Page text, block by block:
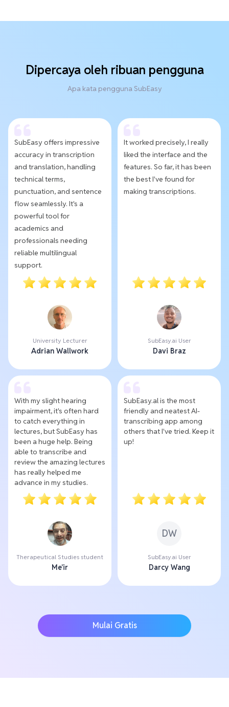
Dipercaya oleh ribuan pengguna
Apa kata pengguna SubEasy
SubEasy offers impressive
accuracy in transcription
and translation, handling
technical terms,
punctuation, and sentence
flow seamlessly. It's a
powerful tool for
academics and
professionals needing
reliable multilingual
support.
University Lecturer
Adrian Wallwork
It worked precisely, I really
liked the interface and the
features. So far, it has been
the best I've found for
making transcriptions.
SubEasy.ai User
Davi Braz
With my slight hearing
impairment, it's often hard
to catch everything in
lectures, but SubEasy has
been a huge help. Being
able to transcribe and
review the amazing lectures
has really helped me
advance in my studies.
Therapeutical Studies student
Me'ir
SubEasy.al is the most
friendly and neatest AI-
transcribing app among
others that I've tried. Keep it
up!
DW
SubEasy.ai User
Darcy Wang
Mulai Gratis